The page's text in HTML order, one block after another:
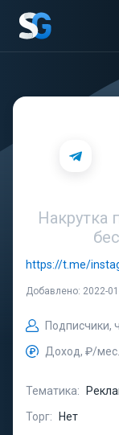
Накрутка
https://t.me/
Добавлено: 2022-
Подписчики,
Доход, ₽/мес.
Тематика:
Торг:
Нет